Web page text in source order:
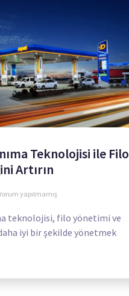
Teknolojisi ile Filo
Artırın
yapılmamış
teknolojisi, filo yönetimi ve
iyi bir şekilde yönetmek